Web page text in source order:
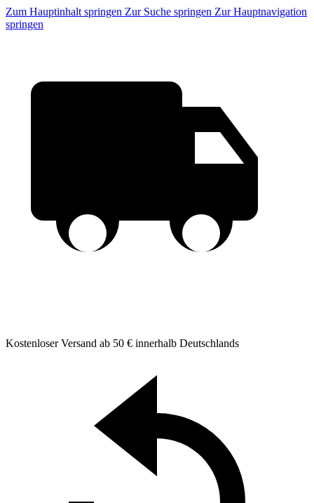
Zum Hauptinhalt springen Zur Suche springen Zur Hauptnavigation
springen
Kostenloser Versand ab 50 € innerhalb Deutschlands